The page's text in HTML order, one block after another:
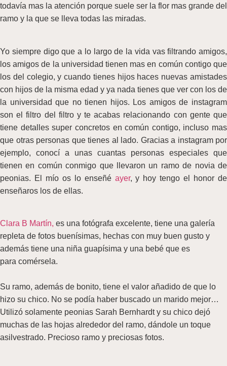
todavía mas la atención porque suele ser la flor mas grande del
ramo y la que se lleva todas las miradas.
Yo siempre digo que a lo largo de la vida vas filtrando amigos,
los amigos de la universidad tienen mas en común contigo que
los del colegio, y cuando tienes hijos haces nuevas amistades
con hijos de la misma edad y ya nada tienes que ver con los de
la universidad que no tienen hijos. Los amigos de instagram
son el filtro del filtro y te acabas relacionando con gente que
tiene detalles super concretos en común contigo, incluso mas
que otras personas que tienes al lado. Gracias a instagram por
ejemplo, conocí a unas cuantas personas especiales que
tienen en común conmigo que llevaron un ramo de novia de
peonias. El mío os lo enseñé ayer, y hoy tengo el honor de
enseñaros los de ellas.
Clara B Martín, es una fotógrafa excelente, tiene una galería
repleta de fotos buenísimas, hechas con muy buen gusto y
además tiene una niña guapísima y una bebé que es
para comérsela.
Su ramo, además de bonito, tiene el valor añadido de que lo
hizo su chico. No se podía haber buscado un marido mejor…
Utilizó solamente peonias Sarah Bernhardt y su chico dejó
muchas de las hojas alrededor del ramo, dándole un toque
asilvestrado. Precioso ramo y preciosas fotos.